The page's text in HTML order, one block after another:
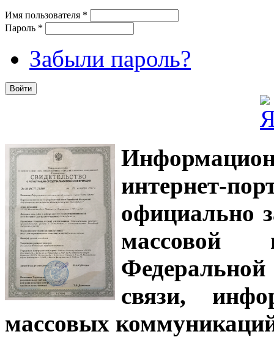
Имя пользователя *
Пароль *
Забыли пароль?
интернет-
официально
связи,
массовых